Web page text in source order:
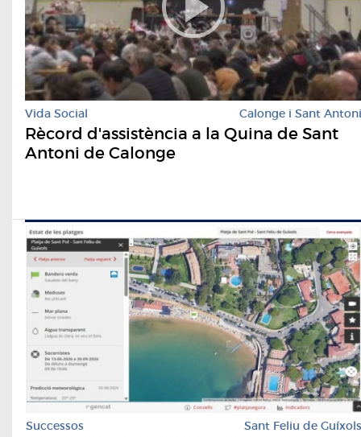
Vida Social Calonge i Sant Antoni
Rècord d'assistència a la Quina de Sant
Antoni de Calonge
Successos Sant Feliu de Guíxols